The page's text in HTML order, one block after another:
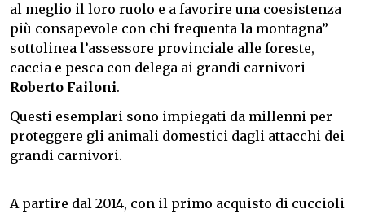
al meglio il loro ruolo e a favorire una coesistenza
più consapevole con chi frequenta la montagna”
sottolinea l’assessore provinciale alle foreste,
caccia e pesca con delega ai grandi carnivori
Roberto Failoni.
Questi esemplari sono impiegati da millenni per
proteggere gli animali domestici dagli attacchi dei
grandi carnivori.
A partire dal 2014, con il primo acquisto di cuccioli